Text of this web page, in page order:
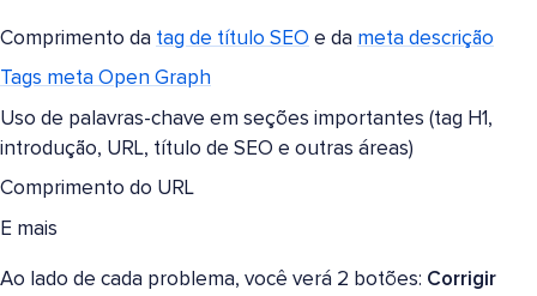
Comprimento da tag de título SEO e da meta descrição
Tags meta Open Graph
Uso de palavras-chave em seções importantes (tag H1,
introdução, URL, título de SEO e outras áreas)
Comprimento do URL
E mais
Ao lado de cada problema, você verá 2 botões: Corrigir